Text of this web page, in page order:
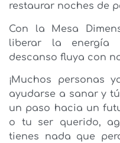
restaurar noches de
Con la Mesa
liberar la energía
descanso fluya con
¡Muchos personas
ayudarse a sanar y
un paso hacia un
o tu ser querido,
tienes nada que